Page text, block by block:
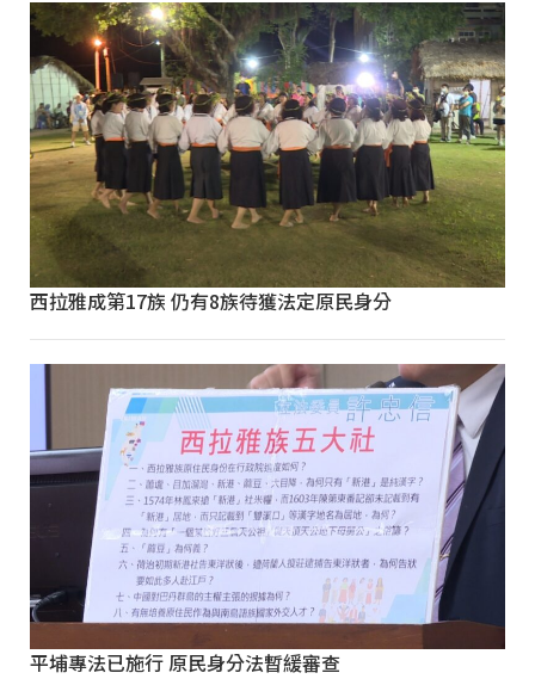
西拉雅成第17族 仍有8族待獲法定原民身分
平埔專法已施行 原民身分法暫緩審查